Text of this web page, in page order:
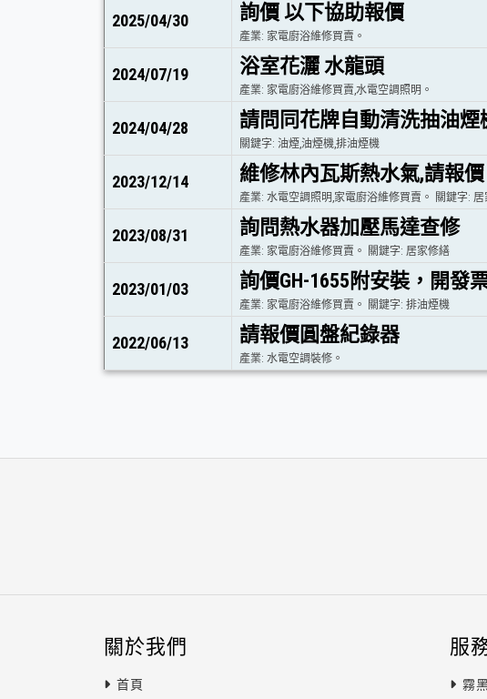
2025/04/30 詢價 以下協助報價
產業: 家電廚浴維修買賣。
2024/07/19 浴室花灑 水龍頭
產業: 家電廚浴維修買賣,水電空調照明。
2024/04/28 請問同花牌自動清洗抽油
關鍵字: 油煙,油煙機,排油煙機
2023/12/14 維修林內瓦斯熱水氣,請報價
產業: 水電空調照明,家電廚浴維修買賣。 關鍵字:
2023/08/31 詢問熱水器加壓馬達查修
產業: 家電廚浴維修買賣。 關鍵字: 居家修繕
2023/01/03 詢價GH-1655附安裝，開發
產業: 家電廚浴維修買賣。 關鍵字: 排油煙機
2022/06/13 請報價圓盤紀錄器
產業: 水電空調裝修。
關於我們
首頁
服
霧